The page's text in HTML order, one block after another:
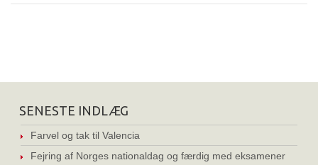
SENESTE INDLÆG
Farvel og tak til Valencia
Fejring af Norges nationaldag og færdig med eksamener